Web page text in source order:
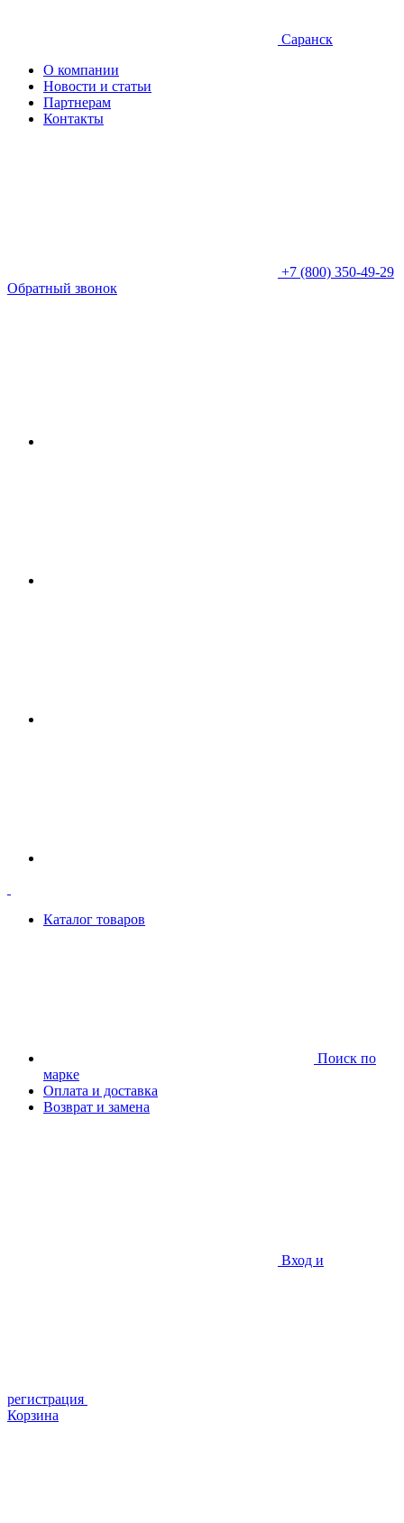
Саранск
О компании
Новости и статьи
Партнерам
Контакты
+7 (800) 350-49-29
Обратный звонок
Каталог товаров
Поиск по
марке
Оплата и доставка
Возврат и замена
Вход и
регистрация
Корзина